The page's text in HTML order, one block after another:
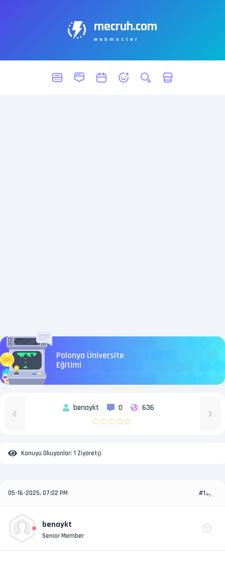
mecruh.com
webmaster
Polonya Üniversite
Eğitimi
benaykt 0 636
Konuyu Okuyanlar: 1 Ziyaretçi
05-16-2025, 07:02 PM #1
benaykt
Senior Member